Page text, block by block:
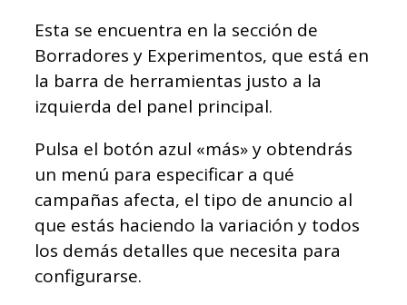
Esta se encuentra en la sección de
Borradores y Experimentos, que está en
la barra de herramientas justo a la
izquierda del panel principal.
Pulsa el botón azul «más» y obtendrás
un menú para especificar a qué
campañas afecta, el tipo de anuncio al
que estás haciendo la variación y todos
los demás detalles que necesita para
configurarse.